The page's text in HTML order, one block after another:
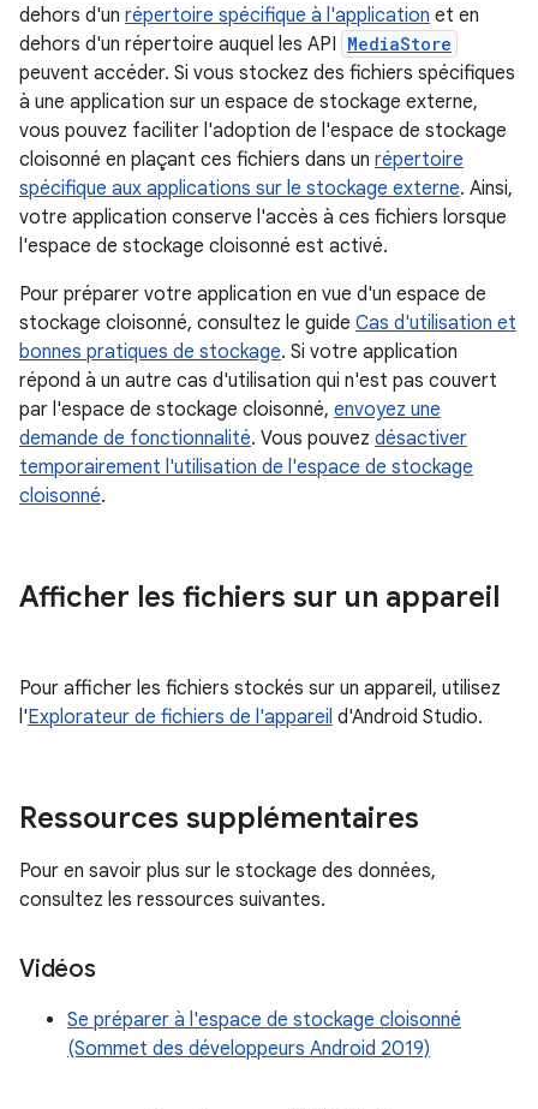
dehors d'un répertoire spécifique à l'application et en
dehors d'un répertoire auquel les API MediaStore
peuvent accéder. Si vous stockez des fichiers spécifiques
à une application sur un espace de stockage externe,
vous pouvez faciliter l'adoption de l'espace de stockage
cloisonné en plaçant ces fichiers dans un répertoire
spécifique aux applications sur le stockage externe. Ainsi,
votre application conserve l'accès à ces fichiers lorsque
l'espace de stockage cloisonné est activé.
Pour préparer votre application en vue d'un espace de
stockage cloisonné, consultez le guide Cas d'utilisation et
bonnes pratiques de stockage. Si votre application
répond à un autre cas d'utilisation qui n'est pas couvert
par l'espace de stockage cloisonné, envoyez une
demande de fonctionnalité. Vous pouvez désactiver
temporairement l'utilisation de l'espace de stockage
cloisonné.
Afficher les fichiers sur un appareil
Pour afficher les fichiers stockés sur un appareil, utilisez
l'Explorateur de fichiers de l'appareil d'Android Studio.
Ressources supplémentaires
Pour en savoir plus sur le stockage des données,
consultez les ressources suivantes.
Vidéos
Se préparer à l'espace de stockage cloisonné
(Sommet des développeurs Android 2019)